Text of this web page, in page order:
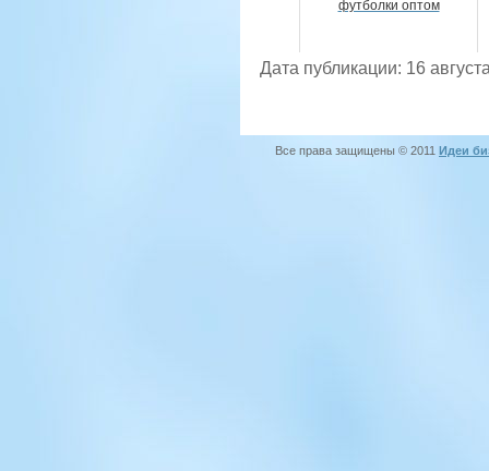
футболки оптом
Дата публикации: 16
Все права защищены © 2011 Идеи